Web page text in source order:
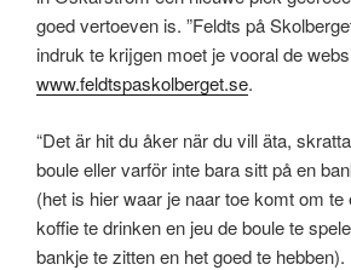
goed vertoeven is. ”Feldts på
indruk te krijgen moet je vooral de
www.feldtspaskolberget.se.
“Det är hit du åker när du vill äta,
boule eller varför inte bara sitt på en
(het is hier waar je naar toe komt om te
koffie te drinken en jeu de boule te
bankje te zitten en het goed te